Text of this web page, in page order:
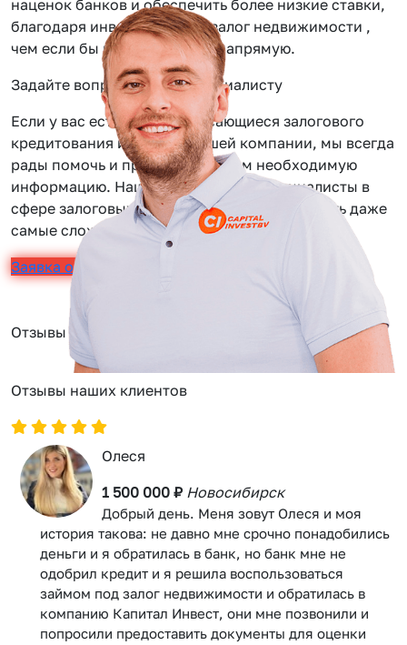
наценок банков и обеспечить более низкие ставки,
благодаря инвестиции под залог недвижимости ,
чем если бы вы обращались напрямую.
Задайте вопрос нашему специалисту
Если у вас есть вопросы касающиеся залогового
кредитования или услуг нашей компании, мы всегда
рады помочь и предоставить вам необходимую
информацию. Наши сотрудники — специалисты в
сфере залоговых займов, помогут вам решить даже
самые сложные задачи.
Заявка онлайн
Отзывы
Отзывы наших клиентов
Олеся
1 500 000 ₽ Новосибирск
Добрый день. Меня зовут Олеся и моя
история такова: не давно мне срочно понадобились
деньги и я обратилась в банк, но банк мне не
одобрил кредит и я решила воспользоваться
займом под залог недвижимости и обратилась в
компанию Капитал Инвест, они мне позвонили и
попросили предоставить документы для оценки